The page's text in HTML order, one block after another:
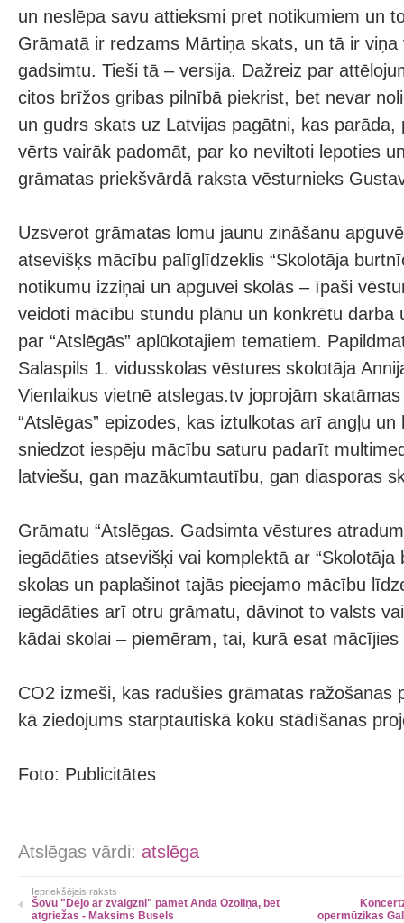
un neslēpa savu attieksmi pret notikumiem un
Grāmatā ir redzams Mārtiņa skats, un tā ir viņa
gadsimtu. Tieši tā – versija. Dažreiz par
citos brīžos gribas pilnībā piekrist, bet nevar
un gudrs skats uz Latvijas pagātni, kas parāda,
vērts vairāk padomāt, par ko neviltoti lepoties
grāmatas priekšvārdā raksta vēsturnieks
Uzsverot grāmatas lomu jaunu zināšanu
atsevišķs mācību palīglīdzeklis “Skolotāja
notikumu izziņai un apguvei skolās – īpaši
veidoti mācību stundu plānu un konkrētu darba
par “Atslēgās” aplūkotajiem tematiem.
Salaspils 1. vidusskolas vēstures skolotāja
Vienlaikus vietnē atslegas.tv joprojām
“Atslēgas” epizodes, kas iztulkotas arī angļu un
sniedzot iespēju mācību saturu padarīt
latviešu, gan mazākumtautību, gan diasporas
Grāmatu “Atslēgas. Gadsimta vēstures
iegādāties atsevišķi vai komplektā ar “Skolotāja
skolas un paplašinot tajās pieejamo mācību
iegādāties arī otru grāmatu, dāvinot to valsts
kādai skolai – piemēram, tai, kurā esat
CO2 izmeši, kas radušies grāmatas ražošanas
kā ziedojums starptautiskā koku stādīšanas
Foto: Publicitātes
Atslēgas vārdi: atslēga
Iepriekšējais raksts
Šovu "Dejo ar zvaigzni" pamet Anda Ozoliņa, bet
atgriežas - Maksims Busels
opermūzikas